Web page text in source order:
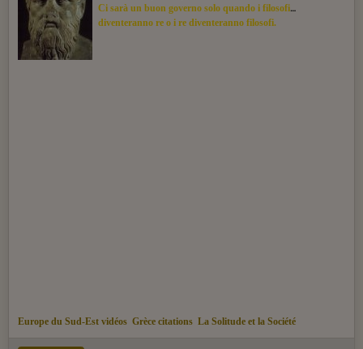
Ci sarà un buon governo solo quando i filosofi
diventeranno re o i re diventeranno filosofi.
Europe du Sud-Est vidéos Grèce citations La Solitude et la Société